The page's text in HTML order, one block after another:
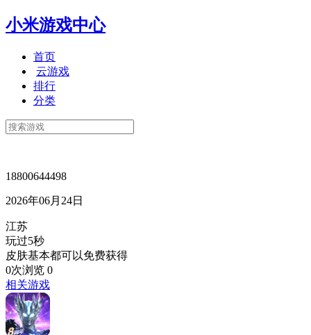
小米游戏中心
首页
云游戏
排行
分类
18800644498
2026年06月24日
江苏
玩过5秒
皮肤基本都可以免费获得
0次浏览 0
相关游戏